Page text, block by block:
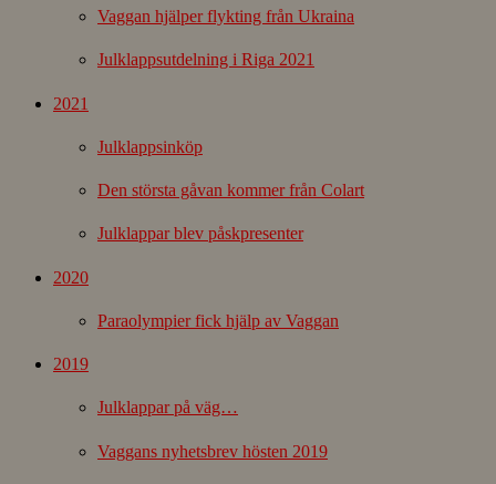
Vaggan hjälper flykting från Ukraina
Julklappsutdelning i Riga 2021
2021
Julklappsinköp
Den största gåvan kommer från Colart
Julklappar blev påskpresenter
2020
Paraolympier fick hjälp av Vaggan
2019
Julklappar på väg…
Vaggans nyhetsbrev hösten 2019